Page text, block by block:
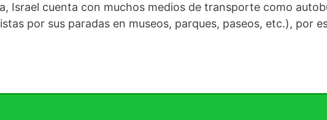
Israel cuenta con muchos medios de transporte como
por sus paradas en museos, parques, paseos, etc.), por